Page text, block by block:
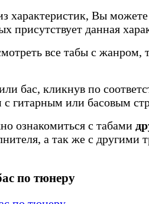
характеристик, Вы
присутствует данная
все табы с жанром,
бас, кликнув по
с гитарным или басовым
ознакомиться с табами
а так же с другими
по тюнеру